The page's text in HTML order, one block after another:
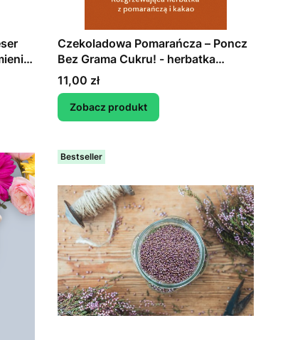
Czekoladowa Pomarańcza – Poncz
Bez Grama Cukru! - herbatka
ziołowa
Cena
11,00 zł
Zobacz produkt
Bestseller